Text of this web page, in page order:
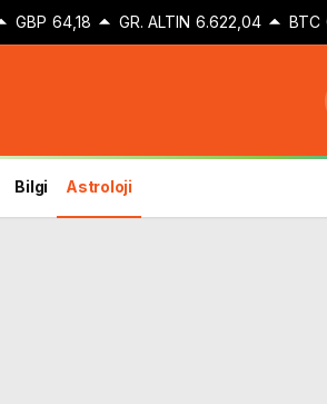
GBP 64,18 GR. ALTIN 6.622,04 BTC
Bilgi Astroloji